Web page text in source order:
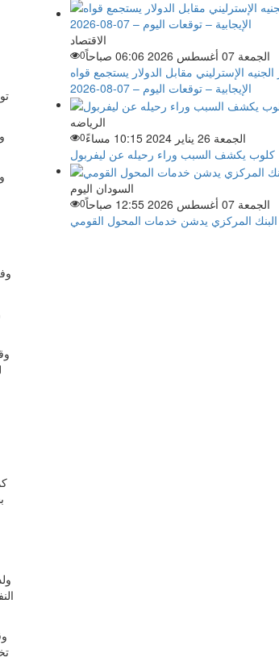
الاقتصاد
الجمعة 07 أغسطس 2026 06:06 صباحاً
0
الإسترليني مقابل الدولار يستجمع قواه
الإيجابية – توقعات اليوم – 07-08-2026
الرياضه
الجمعة 26 يناير 2024 10:15 مساءً
0
كلوب يكشف السبب وراء رحيله عن ليفربول
السودان اليوم
الجمعة 07 أغسطس 2026 12:55 صباحاً
0
البنك المركزي يدشن خدمات المحول القومي